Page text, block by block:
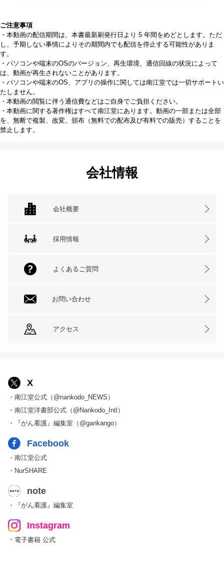
ご注意事項
・本動画の配信期間は、本書最新刷発行日より 5 年間をめどとします。ただ
し、予期しない事情によりその期間内でも配信を停止する可能性がありま
す。
・パソコンや端末のOSのバージョン、再生環境、通信回線の状況によって
は、動画が再生されないことがあります。
・パソコンや端末のOS、アプリの操作に関しては南江堂では一切サポートい
たしません。
・本動画の閲覧に伴う通信費などはご自身でご負担ください。
・本動画に関する著作権はすべて南江堂にあります。動画の一部または全部
を、無断で複製、改変、頒布（無料での配布及び有料での販売）することを
禁止します。
会社情報
会社概要
採用情報
よくあるご質問
お問い合わせ
アクセス
X
・南江堂公式（@nankodo_NEWS）
・南江堂洋書部公式（@Nankodo_Intl）
・『がん看護』編集室（@gankango）
Facebook
・南江堂公式
・NurSHARE
note
・『がん看護』編集室
Instagram
・電子書籍 公式